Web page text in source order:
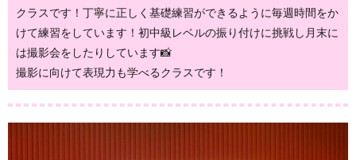
クラスです！丁寧に正しく基礎練習ができるように毎週時間をか
けて練習をしています！初中級レベルの振り付けに挑戦し月末に
は撮影会をしたりしています📸
撮影に向けて表現力も学べるクラスです！